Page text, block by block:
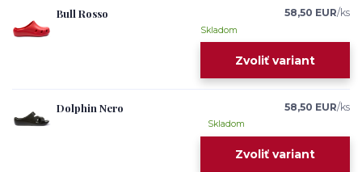
Bull Rosso 58,50 EUR/ks
Skladom
Zvoliť variant
Dolphin Nero 58,50 EUR/ks
Skladom
Zvoliť variant